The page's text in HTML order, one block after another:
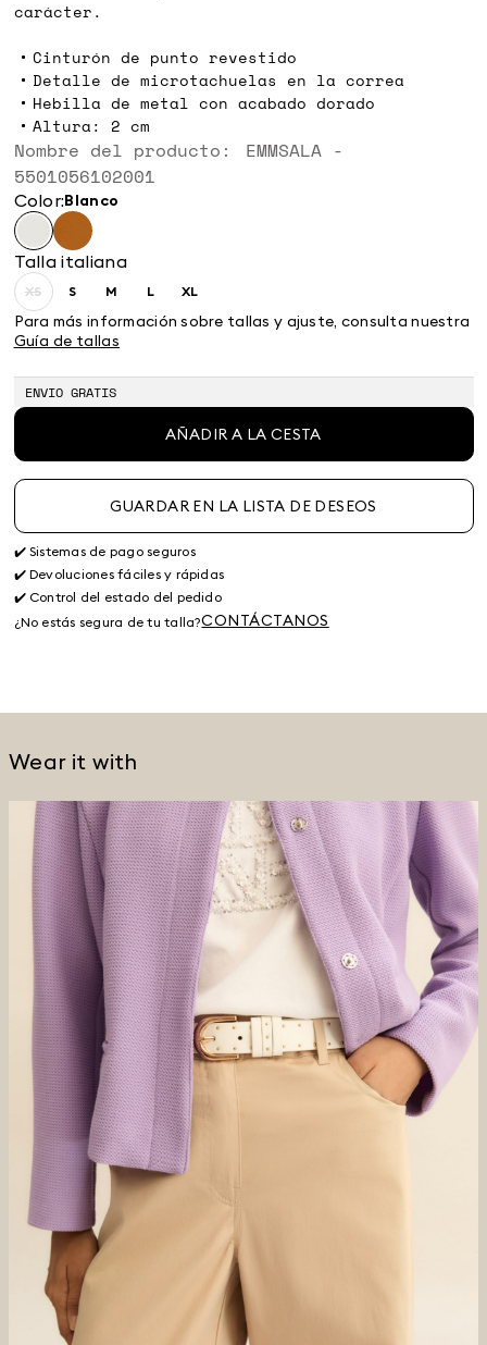
carácter.
Cinturón de punto revestido
Detalle de microtachuelas en la correa
Hebilla de metal con acabado dorado
Altura: 2 cm
Nombre del producto: EMMSALA -
5501056102001
Color: blanco
Talla italiana
XSSize:
XS
SSize:
S
MSize:
LSize:
L
XLSize:
XL
Para más información sobre tallas y ajuste, consulta nuestra
Guía de tallas
ENVIO GRATIS
AÑADIR A LA CESTA
GUARDAR EN LA LISTA DE DESEOS
✔️ Sistemas de pago seguros
✔️ Devoluciones fáciles y rápidas
✔️ Control del estado del pedido
¿No estás segura de tu talla?CONTÁCTANOS
Wear it with